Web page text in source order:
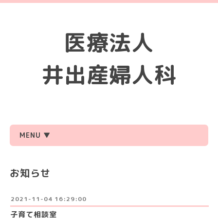
医療法人
井出産婦人科
MENU ▼
お知らせ
2021-11-04 16:29:00
子育て相談室